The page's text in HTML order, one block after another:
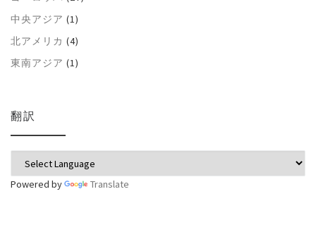
中央アジア (1)
北アメリカ (4)
東南アジア (1)
翻訳
Powered by Translate